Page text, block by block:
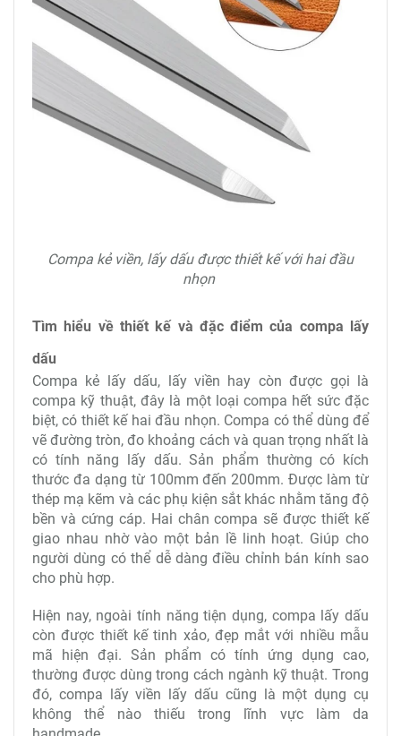
Compa kẻ viền, lấy dấu được thiết kế với hai đầu
nhọn
Tìm hiểu về thiết kế và đặc điểm của compa lấy
dấu
Compa kẻ lấy dấu, lấy viền hay còn được gọi là
compa kỹ thuật, đây là một loại compa hết sức đặc
biệt, có thiết kế hai đầu nhọn. Compa có thể dùng để
vẽ đường tròn, đo khoảng cách và quan trọng nhất là
có tính năng lấy dấu. Sản phẩm thường có kích
thước đa dạng từ 100mm đến 200mm. Được làm từ
thép mạ kẽm và các phụ kiện sắt khác nhằm tăng độ
bền và cứng cáp. Hai chân compa sẽ được thiết kế
giao nhau nhờ vào một bản lề linh hoạt. Giúp cho
người dùng có thể dễ dàng điều chỉnh bán kính sao
cho phù hợp.
Hiện nay, ngoài tính năng tiện dụng, compa lấy dấu
còn được thiết kế tinh xảo, đẹp mắt với nhiều mẫu
mã hiện đại. Sản phẩm có tính ứng dụng cao,
thường được dùng trong cách ngành kỹ thuật. Trong
đó, compa lấy viền lấy dấu cũng là một dụng cụ
không thể nào thiếu trong lĩnh vực làm da